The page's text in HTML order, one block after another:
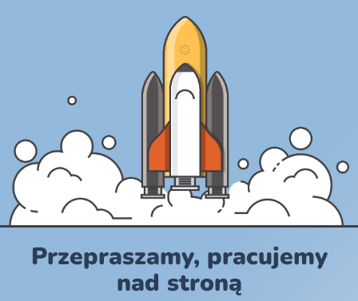
Przepraszamy, pracujemy
nad stroną